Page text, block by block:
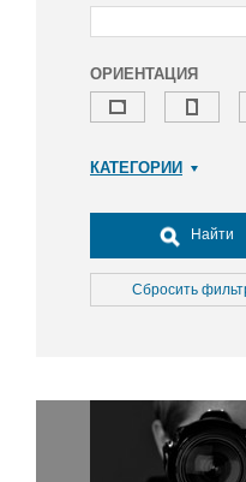
ОРИЕНТАЦИЯ
КАТЕГОРИИ
Досуг, туризм и
Культура
Медицина
Окружающая среда
Политика
Правосудие
Найти
Сбросить